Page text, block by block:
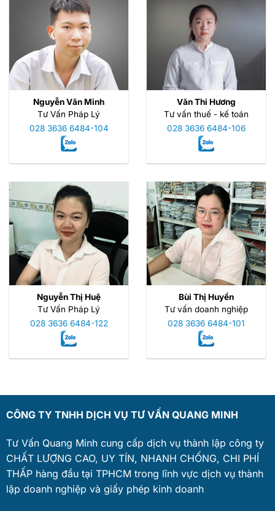
Nguyễn Văn Minh
Tư Vấn Pháp Lý
028 3636 6484-104
Văn Thi Hương
Tư vấn thuế - kế toán
028 3636 6484-106
Nguyễn Thị Huệ
Tư Vấn Pháp Lý
028 3636 6484-122
Bùi Thị Huyền
Tư vấn doanh nghiệp
028 3636 6484-101
CÔNG TY TNHH DỊCH VỤ TƯ VẤN QUANG MINH
Tư Vấn Quang Minh cung cấp dịch vụ thành lập công ty
CHẤT LƯỢNG CAO, UY TÍN, NHANH CHỐNG, CHI PHÍ
THẤP hàng đầu tại TPHCM trong lĩnh vực dịch vụ thành
lập doanh nghiệp và giấy phép kinh doanh